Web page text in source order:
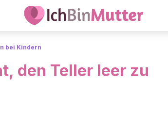
bei Kindern
den Teller leer zu